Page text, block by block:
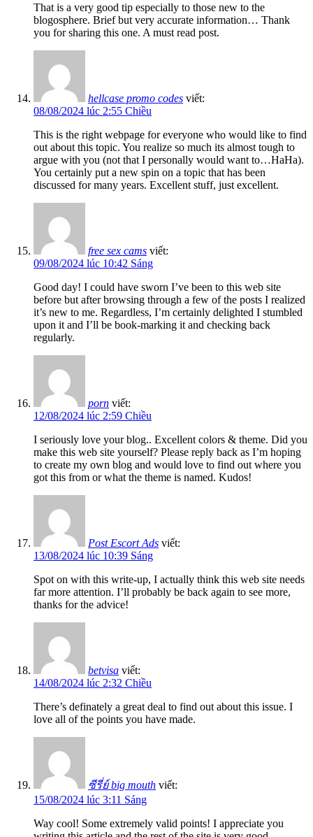
That is a very good tip especially to those new to the
blogosphere. Brief but very accurate information… Thank
you for sharing this one. A must read post.
hellcase promo codes viết:
08/08/2024 lúc 2:55 Chiều
This is the right webpage for everyone who would like to find
out about this topic. You realize so much its almost tough to
argue with you (not that I personally would want to…HaHa).
You certainly put a new spin on a topic that has been
discussed for many years. Excellent stuff, just excellent.
free sex cams viết:
09/08/2024 lúc 10:42 Sáng
Good day! I could have sworn I’ve been to this web site
before but after browsing through a few of the posts I realized
it’s new to me. Regardless, I’m certainly delighted I stumbled
upon it and I’ll be book-marking it and checking back
regularly.
porn viết:
12/08/2024 lúc 2:59 Chiều
I seriously love your blog.. Excellent colors & theme. Did you
make this web site yourself? Please reply back as I’m hoping
to create my own blog and would love to find out where you
got this from or what the theme is named. Kudos!
Post Escort Ads viết:
13/08/2024 lúc 10:39 Sáng
Spot on with this write-up, I actually think this web site needs
far more attention. I’ll probably be back again to see more,
thanks for the advice!
betvisa viết:
14/08/2024 lúc 2:32 Chiều
There’s definately a great deal to find out about this issue. I
love all of the points you have made.
ซีรี่ย์ big mouth viết:
15/08/2024 lúc 3:11 Sáng
Way cool! Some extremely valid points! I appreciate you